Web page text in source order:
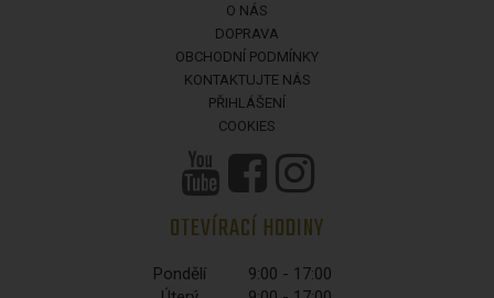
O NÁS
DOPRAVA
OBCHODNÍ PODMÍNKY
KONTAKTUJTE NÁS
PŘIHLÁŠENÍ
COOKIES
OTEVÍRACÍ HODINY
Pondělí
9:00 - 17:00